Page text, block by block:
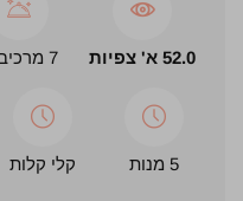
52.0 א' צפיות 7 מרכיבים
5 מנות קלי קלות